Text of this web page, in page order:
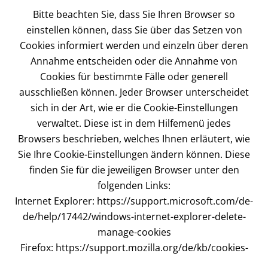
Bitte beachten Sie, dass Sie Ihren Browser so
einstellen können, dass Sie über das Setzen von
Cookies informiert werden und einzeln über deren
Annahme entscheiden oder die Annahme von
Cookies für bestimmte Fälle oder generell
ausschließen können. Jeder Browser unterscheidet
sich in der Art, wie er die Cookie-Einstellungen
verwaltet. Diese ist in dem Hilfemenü jedes
Browsers beschrieben, welches Ihnen erläutert, wie
Sie Ihre Cookie-Einstellungen ändern können. Diese
finden Sie für die jeweiligen Browser unter den
folgenden Links:
Internet Explorer: https://support.microsoft.com/de-
de/help/17442/windows-internet-explorer-delete-
manage-cookies
Firefox: https://support.mozilla.org/de/kb/cookies-